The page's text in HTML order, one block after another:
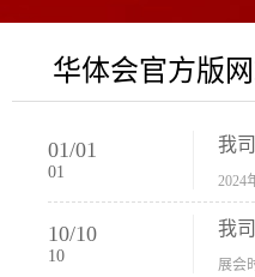
华体会官方版
01/01
01
10/10
10
我